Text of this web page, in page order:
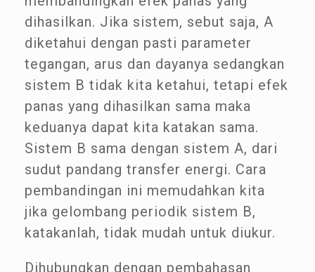
dihasilkan. Jika sistem, sebut saja, A
diketahui dengan pasti parameter
tegangan, arus dan dayanya sedangkan
sistem B tidak kita ketahui, tetapi efek
panas yang dihasilkan sama maka
keduanya dapat kita katakan sama.
Sistem B sama dengan sistem A, dari
sudut pandang transfer energi. Cara
pembandingan ini memudahkan kita
jika gelombang periodik sistem B,
katakanlah, tidak mudah untuk diukur.
Dihubungkan dengan pembahasan